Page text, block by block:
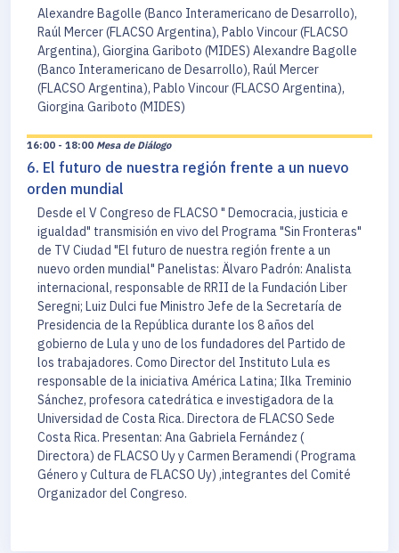
Alexandre Bagolle (Banco Interamericano de Desarrollo),
Raúl Mercer (FLACSO Argentina), Pablo Vincour (FLACSO
Argentina), Giorgina Gariboto (MIDES) Alexandre Bagolle
(Banco Interamericano de Desarrollo), Raúl Mercer
(FLACSO Argentina), Pablo Vincour (FLACSO Argentina),
Giorgina Gariboto (MIDES)
16:00 - 18:00 Mesa de Diálogo
6. El futuro de nuestra región frente a un nuevo
orden mundial
Desde el V Congreso de FLACSO " Democracia, justicia e
igualdad" transmisión en vivo del Programa "Sin Fronteras"
de TV Ciudad "El futuro de nuestra región frente a un
nuevo orden mundial" Panelistas: Älvaro Padrón: Analista
internacional, responsable de RRII de la Fundación Liber
Seregni; Luiz Dulci fue Ministro Jefe de la Secretaría de
Presidencia de la República durante los 8 años del
gobierno de Lula y uno de los fundadores del Partido de
los trabajadores. Como Director del Instituto Lula es
responsable de la iniciativa América Latina; Ilka Treminio
Sánchez, profesora catedrática e investigadora de la
Universidad de Costa Rica. Directora de FLACSO Sede
Costa Rica. Presentan: Ana Gabriela Fernández (
Directora) de FLACSO Uy y Carmen Beramendi ( Programa
Género y Cultura de FLACSO Uy) ,integrantes del Comité
Organizador del Congreso.